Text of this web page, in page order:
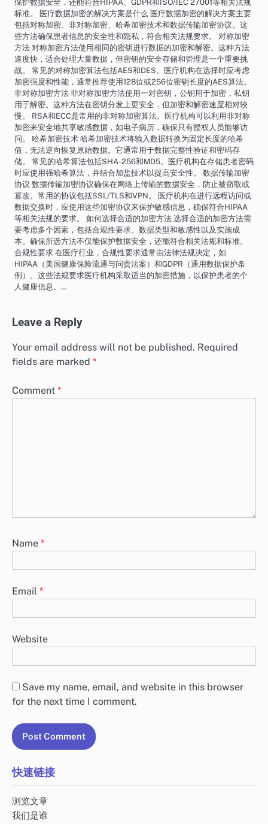
保护数据安全，还能符合HIPAA、GDPR和ISO/IEC 27001等相关法规
标准。 医疗数据加密的解决方案是什么 医疗数据加密的解决方案主要
包括对称加密、非对称加密、哈希加密技术和数据传输加密协议。这
些方法确保患者信息的安全性和隐私，符合相关法规要求。 对称加密
方法 对称加密方法使用相同的密钥进行数据的加密和解密。这种方法
速度快，适合处理大量数据，但密钥的安全存储和管理是一个重要挑
战。 常见的对称加密算法包括AES和DES。医疗机构在选择时应考虑
加密强度和性能，通常推荐使用128位或256位密钥长度的AES算法。
非对称加密方法 非对称加密方法使用一对密钥，公钥用于加密，私钥
用于解密。这种方法在密钥分发上更安全，但加密和解密速度相对较
慢。 RSA和ECC是常用的非对称加密算法。医疗机构可以利用非对称
加密来安全地共享敏感数据，如电子病历，确保只有授权人员能够访
问。 哈希加密技术 哈希加密技术将输入数据转换为固定长度的哈希
值，无法逆向恢复原始数据。它通常用于数据完整性验证和密码存
储。 常见的哈希算法包括SHA-256和MD5。医疗机构在存储患者密码
时应使用强哈希算法，并结合加盐技术以提高安全性。 数据传输加密
协议 数据传输加密协议确保在网络上传输的数据安全，防止被窃取或
篡改。常用的协议包括SSL/TLS和VPN。 医疗机构在进行远程访问或
数据交换时，应使用这些加密协议来保护敏感信息，确保符合HIPAA
等相关法规的要求。 如何选择合适的加密方法 选择合适的加密方法需
要考虑多个因素，包括合规性要求、数据类型和敏感性以及实施成
本。确保所选方法不仅能保护数据安全，还能符合相关法规和标准。
合规性要求 在医疗行业，合规性要求通常由法律法规决定，如
HIPAA（美国健康保险流通与问责法案）和GDPR（通用数据保护条
例）。这些法规要求医疗机构采取适当的加密措施，以保护患者的个
人健康信息。…
Leave a Reply
Your email address will not be published. Required
fields are marked *
Comment *
Name *
Email *
Website
Save my name, email, and website in this browser
for the next time I comment.
快速链接
浏览文章
我们是谁